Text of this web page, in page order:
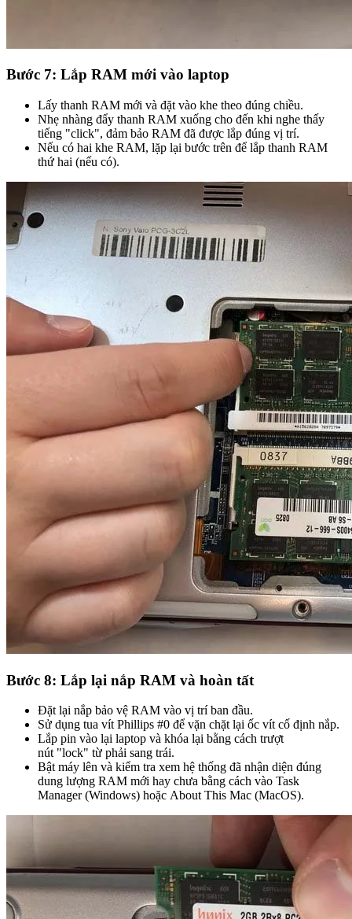
Bước 7: Lắp RAM mới vào laptop
Lấy thanh RAM mới và đặt vào khe theo đúng chiều.
Nhẹ nhàng đẩy thanh RAM xuống cho đến khi nghe thấy
tiếng "click", đảm bảo RAM đã được lắp đúng vị trí.
Nếu có hai khe RAM, lặp lại bước trên để lắp thanh RAM
thứ hai (nếu có).
Bước 8: Lắp lại nắp RAM và hoàn tất
Đặt lại nắp bảo vệ RAM vào vị trí ban đầu.
Sử dụng tua vít Phillips #0 để vặn chặt lại ốc vít cố định nắp.
Lắp pin vào lại laptop và khóa lại bằng cách trượt
nút "lock" từ phải sang trái.
Bật máy lên và kiểm tra xem hệ thống đã nhận diện đúng
dung lượng RAM mới hay chưa bằng cách vào Task
Manager (Windows) hoặc About This Mac (MacOS).